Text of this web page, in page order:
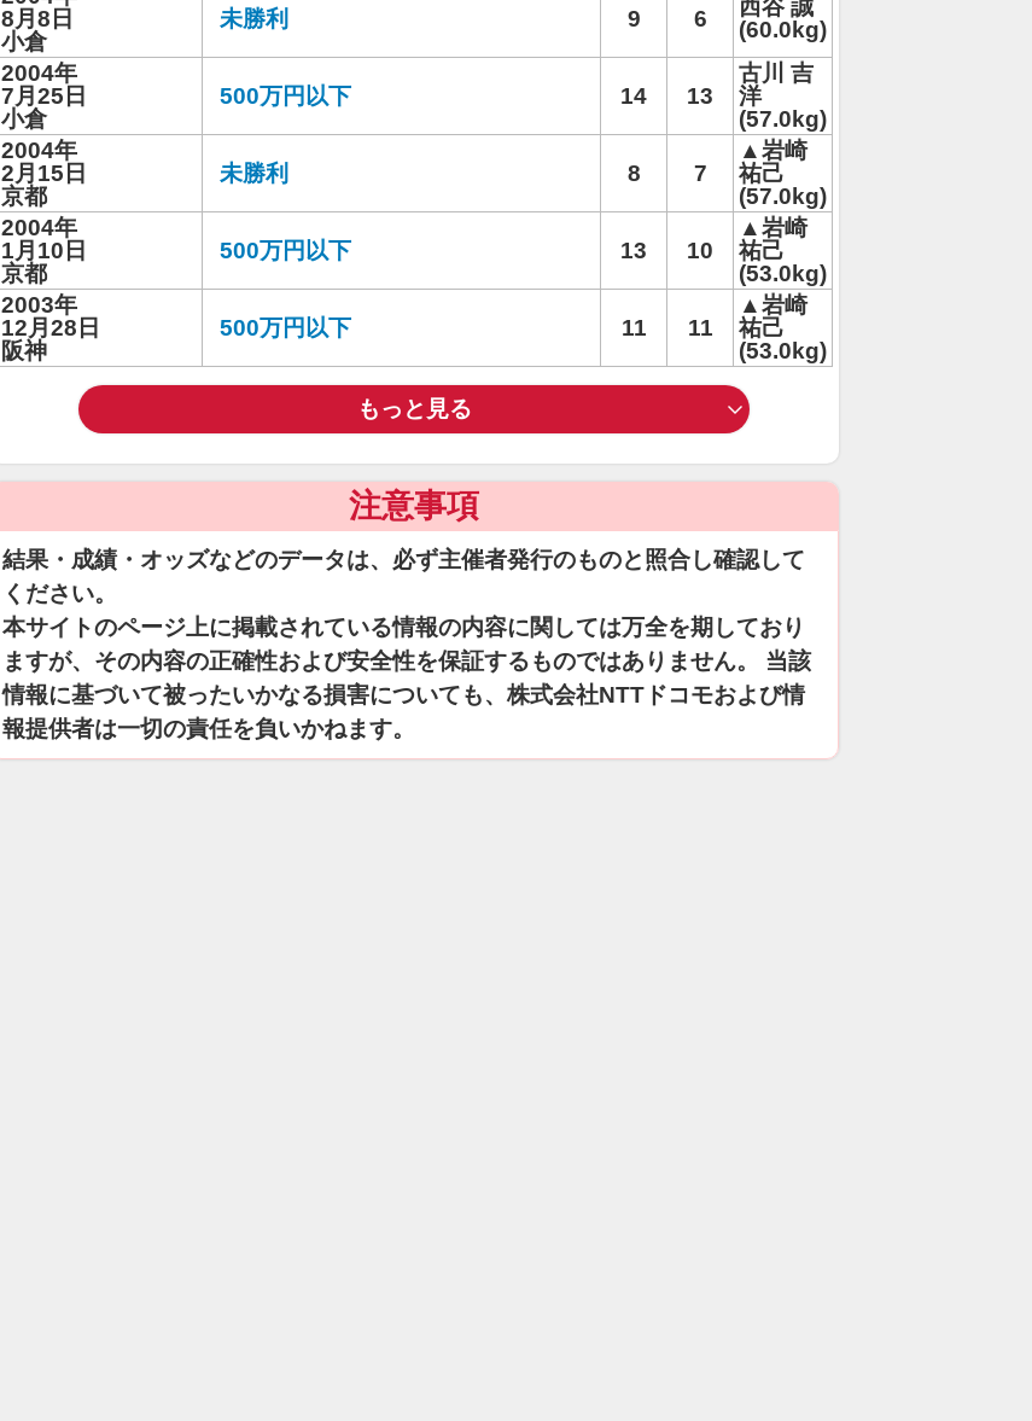
8月8日
小倉
未勝利 9 6
西谷 誠
(60.0kg)
2004年
7月25日
小倉
500万円以下 14 13
古川 吉
洋
(57.0kg)
2004年
2月15日
京都
未勝利 8 7
▲岩崎
祐己
(57.0kg)
2004年
1月10日
京都
500万円以下 13 10
▲岩崎
祐己
(53.0kg)
2003年
12月28日
阪神
500万円以下 11 11
▲岩崎
祐己
(53.0kg)
もっと見る
注意事項
結果・成績・オッズなどのデータは、必ず主催者発行のものと照合し確認して
ください。
本サイトのページ上に掲載されている情報の内容に関しては万全を期しており
ますが、その内容の正確性および安全性を保証するものではありません。 当該
情報に基づいて被ったいかなる損害についても、株式会社NTTドコモおよび情
報提供者は一切の責任を負いかねます。